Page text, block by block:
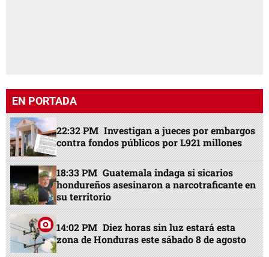
EN PORTADA
22:32 PM Investigan a jueces por embargos
contra fondos públicos por L921 millones
18:33 PM Guatemala indaga si sicarios
hondureños asesinaron a narcotraficante en
su territorio
14:02 PM Diez horas sin luz estará esta
zona de Honduras este sábado 8 de agosto